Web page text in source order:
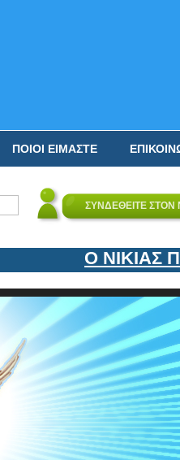
ΠΟΙΟΙ ΕΙΜΑΣΤΕ
ΣΥΝΔΕΘΕΙΤΕ ΣΤΟΝ
Ο ΝΙΚΙΑΣ